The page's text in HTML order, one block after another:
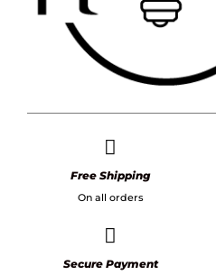
Free Shipping
On all orders
Secure Payment